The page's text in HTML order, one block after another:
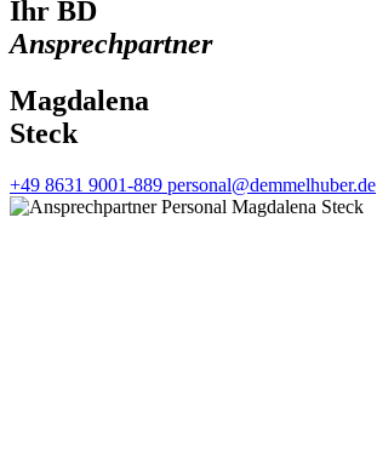
Ihr BD
Ansprechpartner
Magdalena
Steck
+49 8631 9001-889 personal@demmelhuber.de